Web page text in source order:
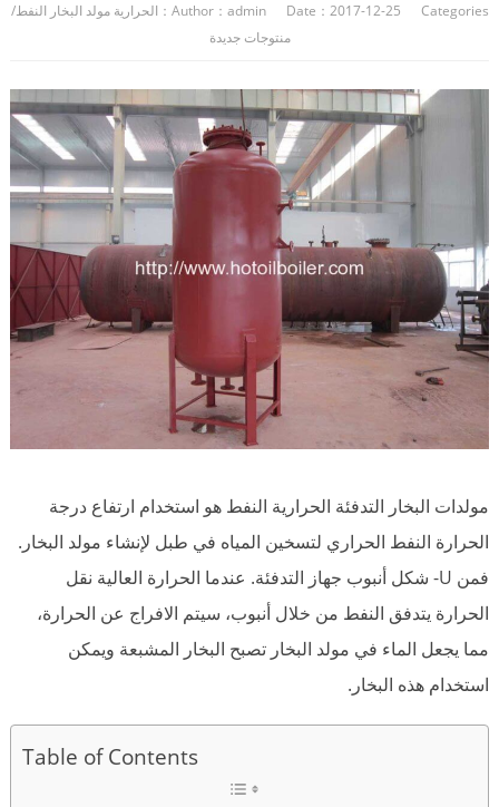
Author：admin Date：2017-12-25 Categories： الحرارية مولد البخار النفط/
منتوجات جديدة
مولدات البخار التدفئة الحرارية النفط هو استخدام ارتفاع درجة
الحرارة النفط الحراري لتسخين المياه في طبل لإنشاء مولد البخار.
فمن U- شكل أنبوب جهاز التدفئة. عندما الحرارة العالية نقل
الحرارة يتدفق النفط من خلال أنبوب، سيتم الافراج عن الحرارة،
مما يجعل الماء في مولد البخار تصبح البخار المشبعة ويمكن
استخدام هذه البخار.
Table of Contents